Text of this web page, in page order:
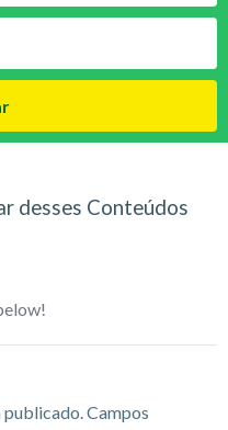
desses Conteúdos
publicado.Campos